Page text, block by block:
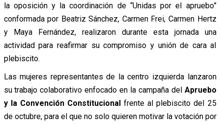
la oposición y la coordinación de “Unidas por el apruebo”
conformada por Beatriz Sánchez, Carmen Frei, Carmen Hertz
y Maya Fernández, realizaron durante esta jornada una
actividad para reafirmar su compromiso y unión de cara al
plebiscito.
Las mujeres representantes de la centro izquierda lanzaron
su trabajo colaborativo enfocado en la campaña del Apruebo
y la Convención Constitucionalfrente al plebiscito del 25
de octubre, para el que no solo quieren motivar la votación por